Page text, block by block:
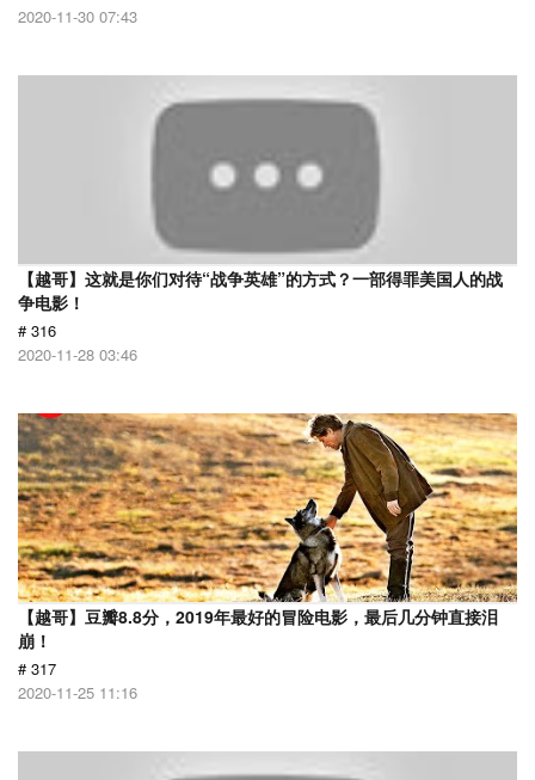
2020-11-30 07:43
【越哥】这就是你们对待“战争英雄”的方式？一部得罪美国人的战
争电影！
# 316
2020-11-28 03:46
【越哥】豆瓣8.8分，2019年最好的冒险电影，最后几分钟直接泪
崩！
# 317
2020-11-25 11:16